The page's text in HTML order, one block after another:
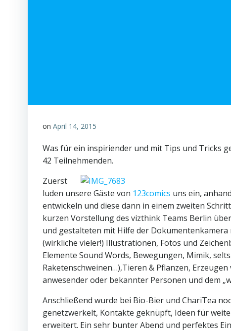
on April 14, 2015
Was für ein inspiriender und mit Tips und Tricks
42 Teilnehmenden.
Zuerst
luden unsere Gäste von 123comics uns ein,
entwickeln und diese dann in einem zweiten
kurzen Vorstellung des vizthink Teams Berlin
und gestalteten mit Hilfe der Dokumentenkamera
(wirkliche vieler!) Illustrationen, Fotos und
Elemente Sound Words, Bewegungen, Mimik,
Raketenschweinen…),Tieren & Pflanzen,
anwesender oder bekannter Personen und dem
Anschließend wurde bei Bio-Bier und ChariTea
genetzwerkelt, Kontakte geknüpft, Ideen für
erweitert. Ein sehr bunter Abend und perfektes